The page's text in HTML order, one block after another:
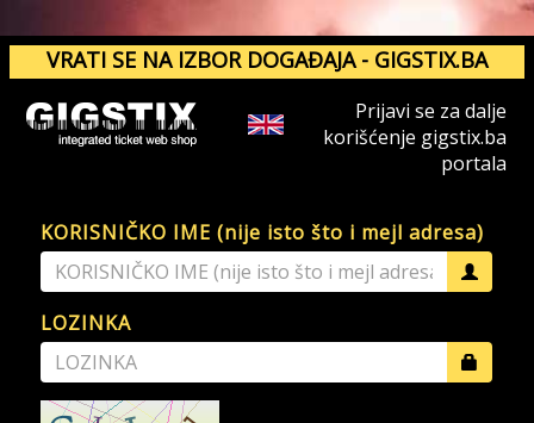
VRATI SE NA IZBOR DOGAĐAJA - GIGSTIX.BA
Prijavi se za dalje
korišćenje gigstix.ba
portala
KORISNIČKO IME (nije isto što i mejl adresa)
LOZINKA